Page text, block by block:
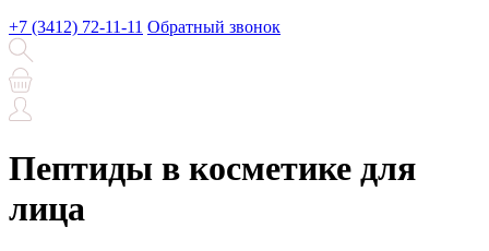
+7 (3412) 72-11-11 Обратный звонок
Пептиды в косметике для
лица